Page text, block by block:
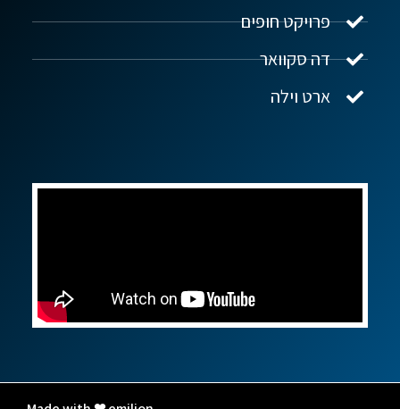
פרויקט חופים
דה סקוואר
ארט וילה
שלום! איך אפשר לעזור?